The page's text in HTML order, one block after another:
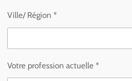
Ville/ Région *
Votre profession actuelle *